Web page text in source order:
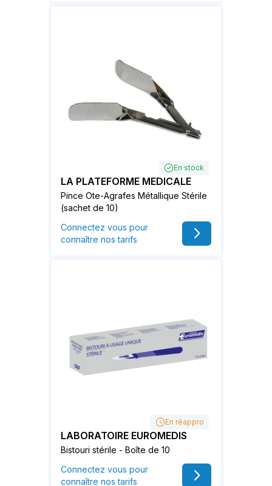
En stock
LA PLATEFORME MEDICALE
Pince Ote-Agrafes Métallique Stérile
(sachet de 10)
Connectez vous pour
connaître nos tarifs
En réappro
LABORATOIRE EUROMEDIS
Bistouri stérile - Boîte de 10
Connectez vous pour
connaître nos tarifs